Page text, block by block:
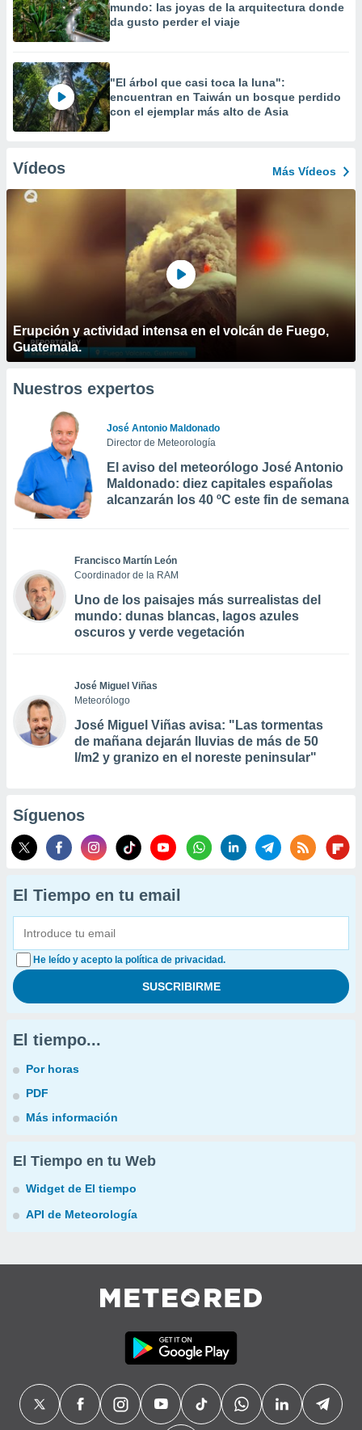
mundo: las joyas de la arquitectura donde
da gusto perder el viaje
"El árbol que casi toca la luna":
encuentran en Taiwán un bosque perdido
con el ejemplar más alto de Asia
Vídeos Más Vídeos
Erupción y actividad intensa en el volcán de Fuego,
Guatemala.
Nuestros expertos
José Antonio Maldonado
Director de Meteorología
El aviso del meteorólogo José Antonio
Maldonado: diez capitales españolas
alcanzarán los 40 ºC este fin de semana
Francisco Martín León
Coordinador de la RAM
Uno de los paisajes más surrealistas del
mundo: dunas blancas, lagos azules
oscuros y verde vegetación
José Miguel Viñas
Meteorólogo
José Miguel Viñas avisa: "Las tormentas
de mañana dejarán lluvias de más de 50
l/m2 y granizo en el noreste peninsular"
Síguenos
El Tiempo en tu email
He leído y acepto la política de privacidad.
El tiempo...
Por horas
PDF
Más información
El Tiempo en tu Web
Widget de El tiempo
API de Meteorología